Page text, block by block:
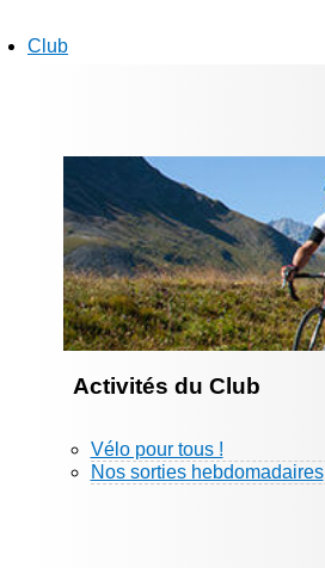
Club
Activités du Club
Vélo pour tous !
Nos sorties hebdomadaires